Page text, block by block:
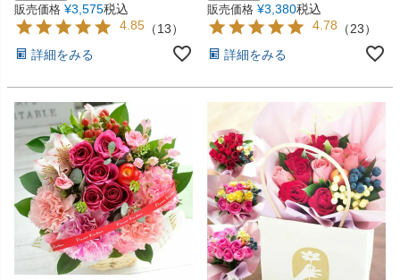
販売価格 ¥3,575税込
4.85 （13）
詳細をみる
販売価格 ¥3,380税込
4.78 （23）
詳細をみる